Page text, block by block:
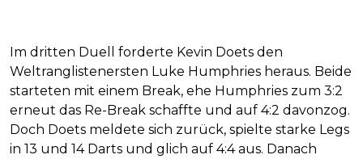
Im dritten Duell forderte Kevin Doets den
Weltranglistenersten Luke Humphries heraus. Beide
starteten mit einem Break, ehe Humphries zum 3:2
erneut das Re-Break schaffte und auf 4:2 davonzog.
Doch Doets meldete sich zurück, spielte starke Legs
in 13 und 14 Darts und glich auf 4:4 aus. Danach